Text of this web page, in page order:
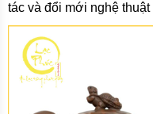
tác và đổi mới nghệ thuật